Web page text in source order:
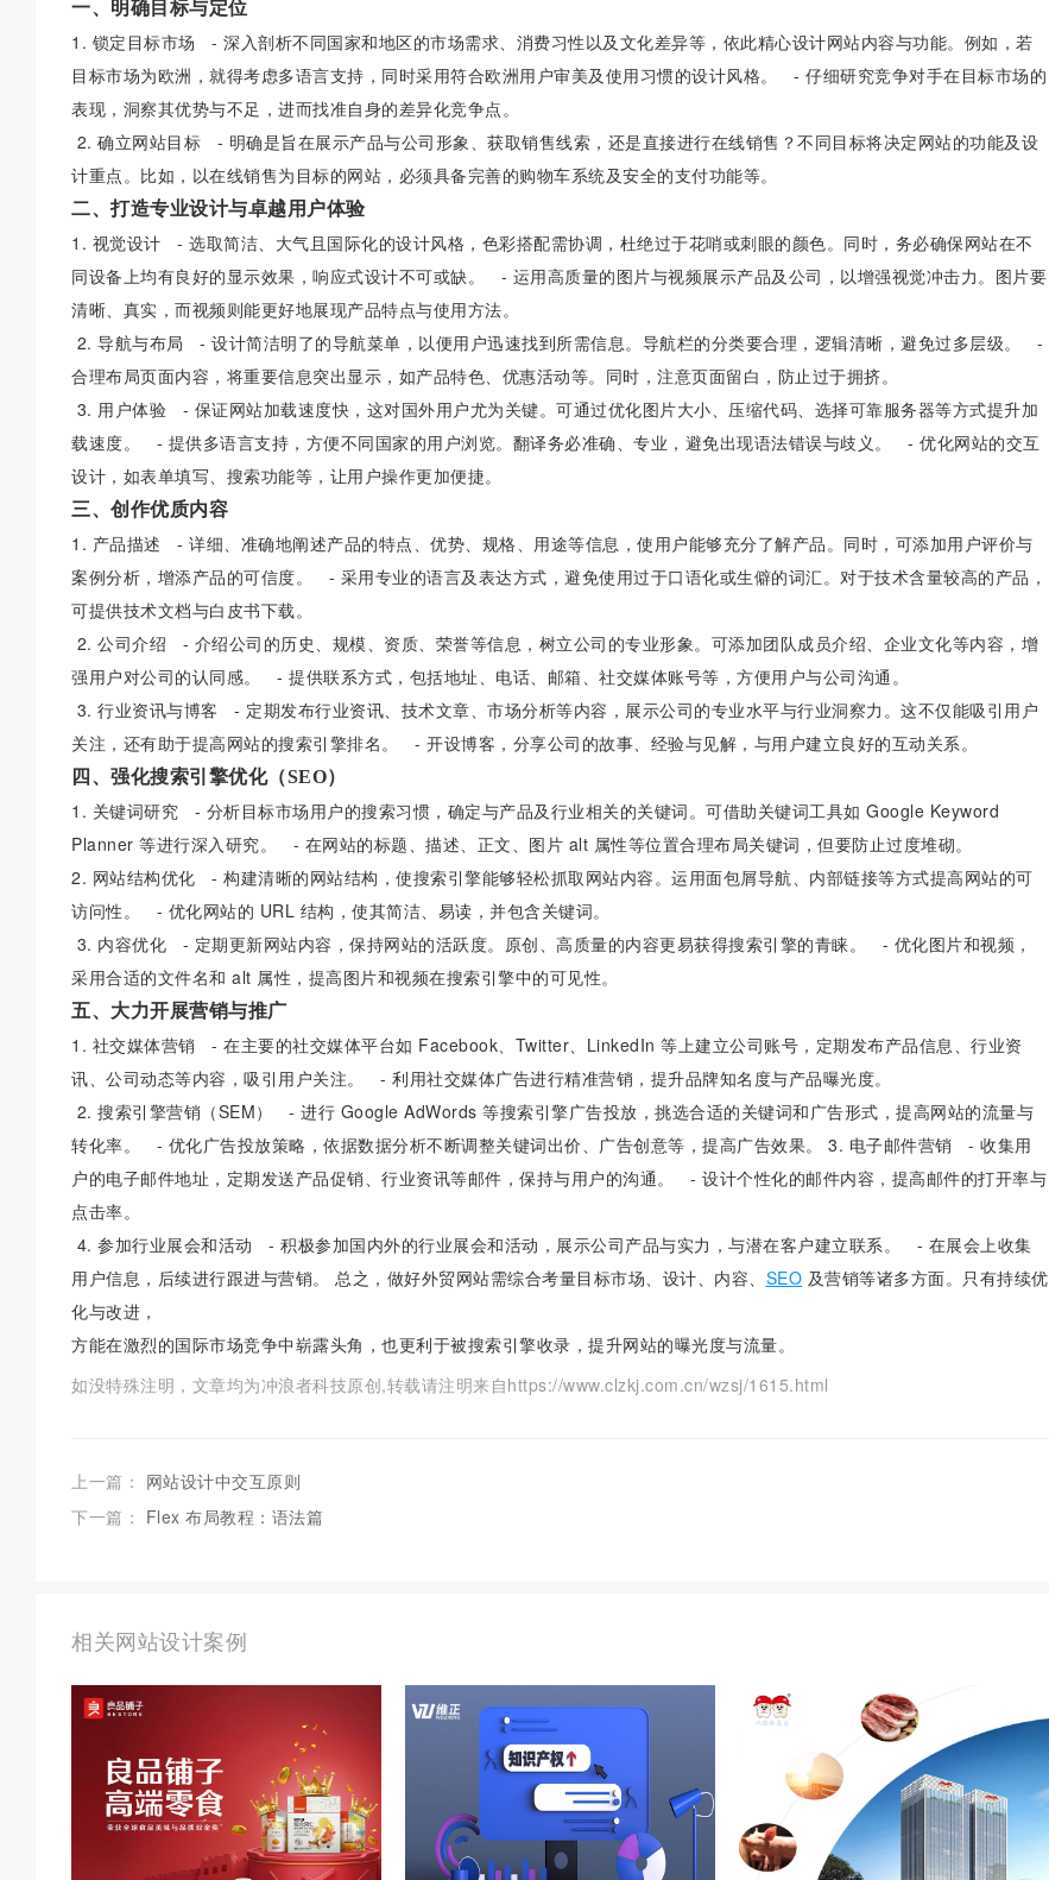
一、明确目标与定位
1. 锁定目标市场 - 深入剖析不同国家和地区的市场需求、消费习性以及文化差异等，依此精心设计网站内容与功能。例如，若
目标市场为欧洲，就得考虑多语言支持，同时采用符合欧洲用户审美及使用习惯的设计风格。 - 仔细研究竞争对手在目标市场的
表现，洞察其优势与不足，进而找准自身的差异化竞争点。
2. 确立网站目标 - 明确是旨在展示产品与公司形象、获取销售线索，还是直接进行在线销售？不同目标将决定网站的功能及设
计重点。比如，以在线销售为目标的网站，必须具备完善的购物车系统及安全的支付功能等。
二、打造专业设计与卓越用户体验
1. 视觉设计 - 选取简洁、大气且国际化的设计风格，色彩搭配需协调，杜绝过于花哨或刺眼的颜色。同时，务必确保网站在不
同设备上均有良好的显示效果，响应式设计不可或缺。 - 运用高质量的图片与视频展示产品及公司，以增强视觉冲击力。图片要
清晰、真实，而视频则能更好地展现产品特点与使用方法。
2. 导航与布局 - 设计简洁明了的导航菜单，以便用户迅速找到所需信息。导航栏的分类要合理，逻辑清晰，避免过多层级。 -
合理布局页面内容，将重要信息突出显示，如产品特色、优惠活动等。同时，注意页面留白，防止过于拥挤。
3. 用户体验 - 保证网站加载速度快，这对国外用户尤为关键。可通过优化图片大小、压缩代码、选择可靠服务器等方式提升加
载速度。 - 提供多语言支持，方便不同国家的用户浏览。翻译务必准确、专业，避免出现语法错误与歧义。 - 优化网站的交互
设计，如表单填写、搜索功能等，让用户操作更加便捷。
三、创作优质内容
1. 产品描述 - 详细、准确地阐述产品的特点、优势、规格、用途等信息，使用户能够充分了解产品。同时，可添加用户评价与
案例分析，增添产品的可信度。 - 采用专业的语言及表达方式，避免使用过于口语化或生僻的词汇。对于技术含量较高的产品，
可提供技术文档与白皮书下载。
2. 公司介绍 - 介绍公司的历史、规模、资质、荣誉等信息，树立公司的专业形象。可添加团队成员介绍、企业文化等内容，增
强用户对公司的认同感。 - 提供联系方式，包括地址、电话、邮箱、社交媒体账号等，方便用户与公司沟通。
3. 行业资讯与博客 - 定期发布行业资讯、技术文章、市场分析等内容，展示公司的专业水平与行业洞察力。这不仅能吸引用户
关注，还有助于提高网站的搜索引擎排名。 - 开设博客，分享公司的故事、经验与见解，与用户建立良好的互动关系。
四、强化搜索引擎优化（SEO）
1. 关键词研究 - 分析目标市场用户的搜索习惯，确定与产品及行业相关的关键词。可借助关键词工具如 Google Keyword
Planner 等进行深入研究。 - 在网站的标题、描述、正文、图片 alt 属性等位置合理布局关键词，但要防止过度堆砌。
2. 网站结构优化 - 构建清晰的网站结构，使搜索引擎能够轻松抓取网站内容。运用面包屑导航、内部链接等方式提高网站的可
访问性。 - 优化网站的 URL 结构，使其简洁、易读，并包含关键词。
3. 内容优化 - 定期更新网站内容，保持网站的活跃度。原创、高质量的内容更易获得搜索引擎的青睐。 - 优化图片和视频，
采用合适的文件名和 alt 属性，提高图片和视频在搜索引擎中的可见性。
五、大力开展营销与推广
1. 社交媒体营销 - 在主要的社交媒体平台如 Facebook、Twitter、LinkedIn 等上建立公司账号，定期发布产品信息、行业资
讯、公司动态等内容，吸引用户关注。 - 利用社交媒体广告进行精准营销，提升品牌知名度与产品曝光度。
2. 搜索引擎营销（SEM） - 进行 Google AdWords 等搜索引擎广告投放，挑选合适的关键词和广告形式，提高网站的流量与
转化率。 - 优化广告投放策略，依据数据分析不断调整关键词出价、广告创意等，提高广告效果。 3. 电子邮件营销 - 收集用
户的电子邮件地址，定期发送产品促销、行业资讯等邮件，保持与用户的沟通。 - 设计个性化的邮件内容，提高邮件的打开率与
点击率。
4. 参加行业展会和活动 - 积极参加国内外的行业展会和活动，展示公司产品与实力，与潜在客户建立联系。 - 在展会上收集
用户信息，后续进行跟进与营销。 总之，做好外贸网站需综合考量目标市场、设计、内容、 SEO 及营销等诸多方面。只有持续优
化与改进，
方能在激烈的国际市场竞争中崭露头角，也更利于被搜索引擎收录，提升网站的曝光度与流量。
如没特殊注明，文章均为冲浪者科技原创,转载请注明来自https://www.clzkj.com.cn/wzsj/1615.html
上一篇： 网站设计中交互原则
下一篇： Flex 布局教程：语法篇
相关网站设计案例